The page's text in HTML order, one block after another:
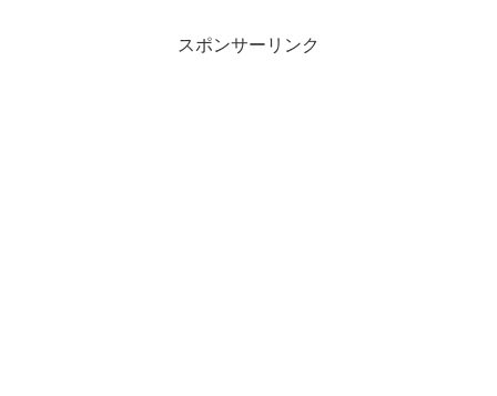
スポンサーリンク